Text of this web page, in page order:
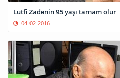
Lütfi Zadənin 95 yaşı tamam olur
04-02-2016